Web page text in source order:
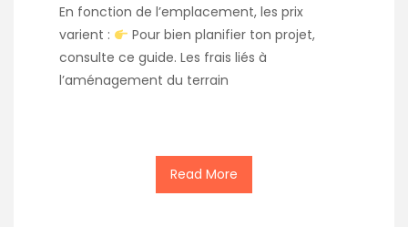
En fonction de l’emplacement, les prix
varient :
Pour bien planifier ton projet,
consulte ce guide. Les frais liés à
l’aménagement du terrain
Read More